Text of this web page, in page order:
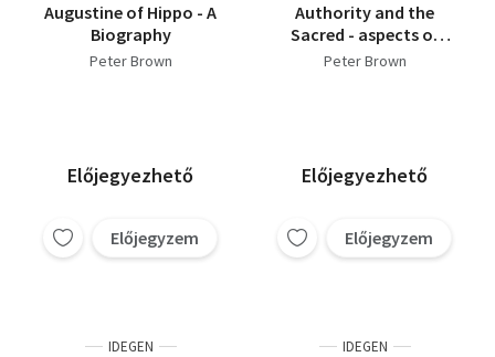
Augustine of Hippo - A
Biography
Peter Brown
Előjegyezhető
Előjegyzem
Authority and the
Sacred - aspects of
the Christianisation of
Peter Brown
Előjegyezhető
Előjegyzem
IDEGEN IDEGEN